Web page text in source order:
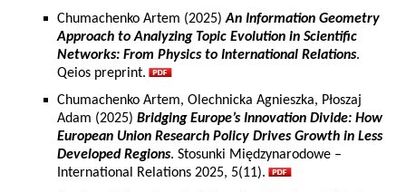
Chumachenko Artem (2025)An Information Geometry
Approach to Analyzing Topic Evolution in Scientific
Networks: From Physics to International Relations.
Qeios preprint.
Chumachenko Artem, Olechnicka Agnieszka, Płoszaj
Adam (2025) Bridging Europe’s Innovation Divide: How
European Union Research Policy Drives Growth in Less
Developed Regions. Stosunki Międzynarodowe –
International Relations 2025, 5(11).